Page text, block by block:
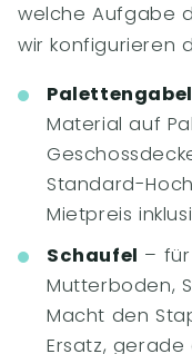
welche Aufgabe
wir konfigurieren
Palettengabel
Material auf
Standard-
Mietpreis
Schaufel –
Mutterboden,
Macht den
Ersatz,